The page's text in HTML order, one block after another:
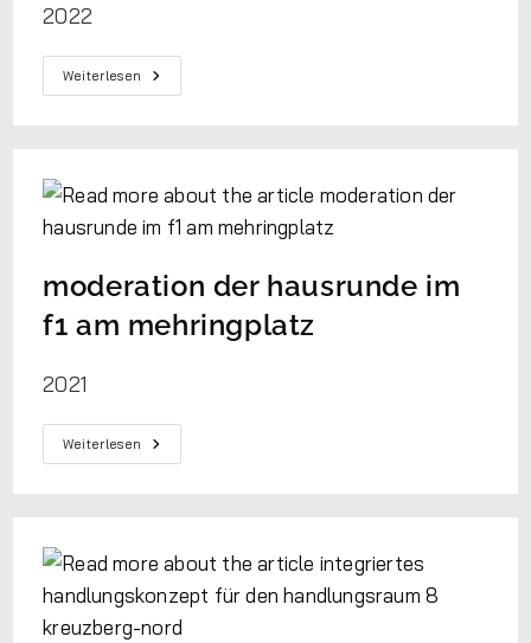
2022
Weiterlesen
moderation der hausrunde im
f1 am mehringplatz
2021
Weiterlesen